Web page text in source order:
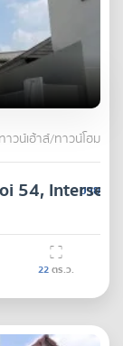
ทาวน์เฮ้าส์/ทาวน์โฮม
ขาย
54,
22ตร.ว.